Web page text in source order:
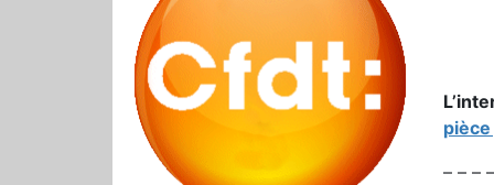
– – – –